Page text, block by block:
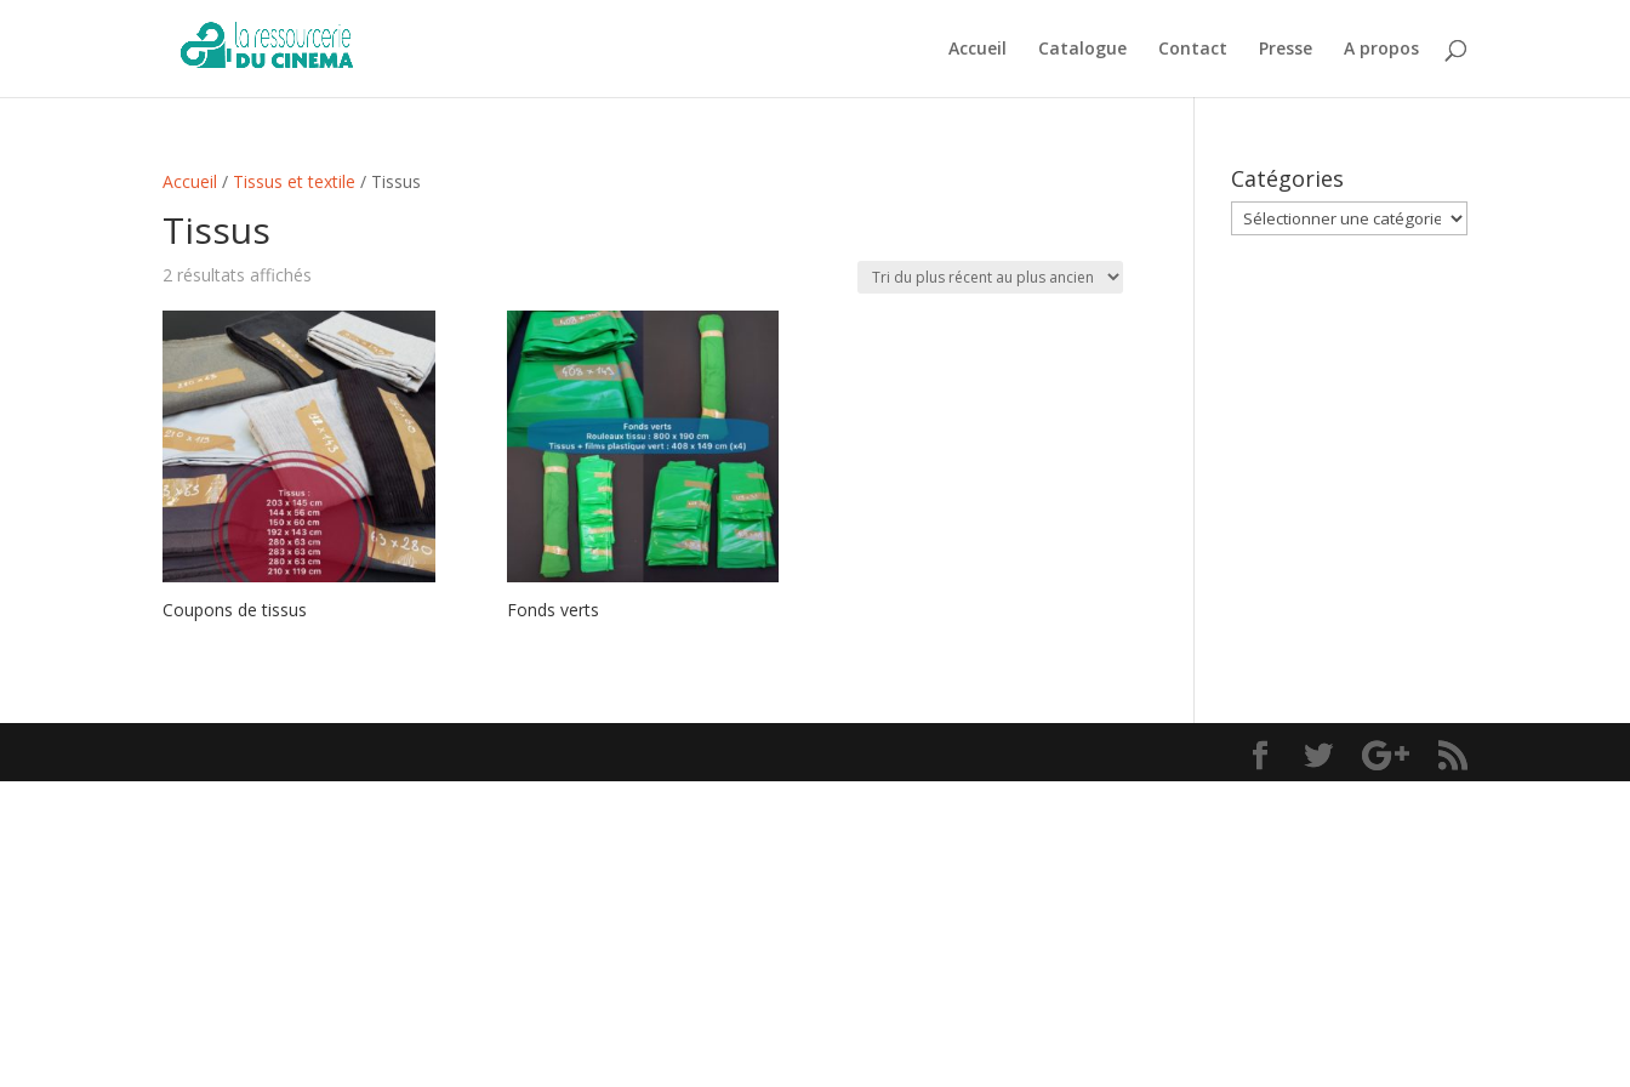
Accueil Catalogue Contact Presse A propos
Accueil / Tissus et textile / Tissus
Tissus
2 résultats affichés
plus
récent
au
plus
ancien
Coupons de tissus Fonds verts
Catégories
Catégories